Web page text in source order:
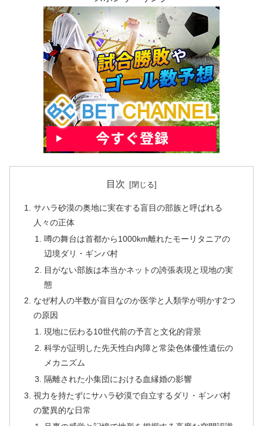
目次
サハラ砂漠の奥地に実在する盲目の部族と呼ばれる
人々の正体
噂の舞台は首都から1000km離れたモーリタニアの
辺境ダリ・ギンバ村
目がない部族は本当かネットの誇張表現と現地の実
態
なぜ村人の半数が盲目なのか医学と人類学が明かす2つ
の原因
現地に伝わる10世代前の予言と文化的背景
科学が証明した先天性白内障と常染色体優性遺伝の
メカニズム
隔離された小集団における血縁婚の影響
視力を持たずにサハラ砂漠で自立するダリ・ギンバ村
の驚異的な日常